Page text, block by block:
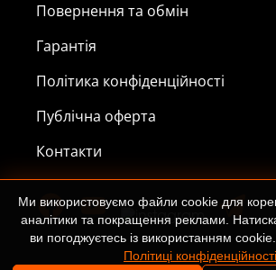
Повернення та обмін
Гарантія
Політика конфіденційності
Публічна оферта
Контакти
Ми використовуємо файли cookie для
аналітики та покращення реклами.
ви погоджуєтесь із використанням
Політиці конфіденційності